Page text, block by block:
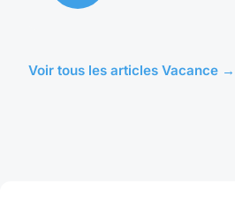
Voir tous les articles Vacance →